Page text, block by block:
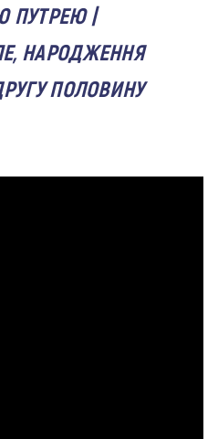
ПУТРЕЮ |
НАРОДЖЕННЯ
ПОЛОВИНУ